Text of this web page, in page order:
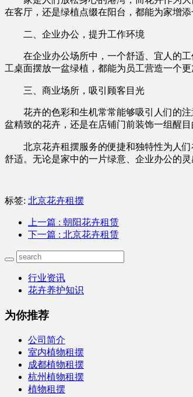
在客厅，还是绿植点缀在阳台，都能为家增
二、企业办公，提升工作环境
在企业办公场所中，一个舒适、宜人的
工桌面摆放一盆绿植，都能为员工营造一个
三、商业场所，吸引顾客目光
花卉的色彩和生机常常能够吸引人们的
盆精致的花卉，还是在店铺门前装饰一组醒
北京花卉租摆服务的便捷和独特性为人
舒适。无论是家中的一片绿意、企业办公的
标签: 北京花卉租摆
上一篇 : 朝阳花卉租赁
下一篇 : 北京花卉租赁
行业资讯
花卉养护知识
为你推荐
公司简介
室内植物租摆
成都植物租摆
杭州植物租摆
植物租摆